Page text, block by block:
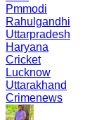
Pmmodi
Rahulgandhi
Uttarpradesh
Haryana
Cricket
Lucknow
Uttarakhand
Crimenews